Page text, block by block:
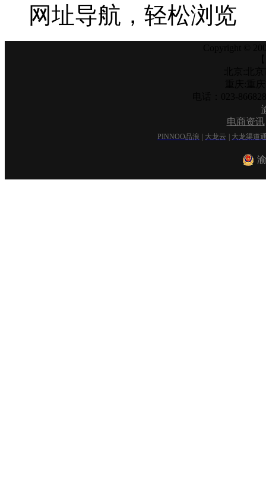
网址导航，轻松浏览
电商资讯
PINNOO品浪 大龙云 大龙渠道